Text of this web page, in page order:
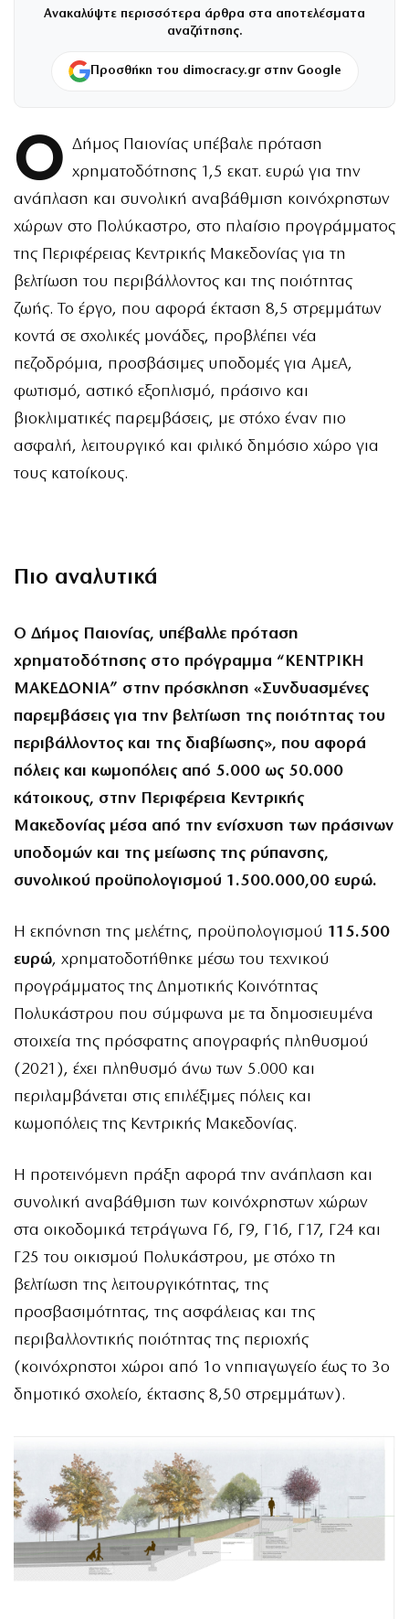
Ανακαλύψτε περισσότερα άρθρα στα αποτελέσματα
αναζήτησης.
Προσθήκη του dimocracy.gr στην Google
Ο Δήμος Παιονίας υπέβαλε πρόταση
χρηματοδότησης 1,5 εκατ. ευρώ για την
ανάπλαση και συνολική αναβάθμιση κοινόχρηστων
χώρων στο Πολύκαστρο, στο πλαίσιο προγράμματος
της Περιφέρειας Κεντρικής Μακεδονίας για τη
βελτίωση του περιβάλλοντος και της ποιότητας
ζωής. Το έργο, που αφορά έκταση 8,5 στρεμμάτων
κοντά σε σχολικές μονάδες, προβλέπει νέα
πεζοδρόμια, προσβάσιμες υποδομές για ΑμεΑ,
φωτισμό, αστικό εξοπλισμό, πράσινο και
βιοκλιματικές παρεμβάσεις, με στόχο έναν πιο
ασφαλή, λειτουργικό και φιλικό δημόσιο χώρο για
τους κατοίκους.
Πιο αναλυτικά
Ο Δήμος Παιονίας, υπέβαλλε πρόταση
χρηματοδότησης στο πρόγραμμα “ΚΕΝΤΡΙΚΗ
ΜΑΚΕΔΟΝΙΑ” στην πρόσκληση «Συνδυασμένες
παρεμβάσεις για την βελτίωση της ποιότητας του
περιβάλλοντος και της διαβίωσης», που αφορά
πόλεις και κωμοπόλεις από 5.000 ως 50.000
κάτοικους, στην Περιφέρεια Κεντρικής
Μακεδονίας μέσα από την ενίσχυση των πράσινων
υποδομών και της μείωσης της ρύπανσης,
συνολικού προϋπολογισμού 1.500.000,00 ευρώ.
Η εκπόνηση της μελέτης, προϋπολογισμού 115.500
ευρώ, χρηματοδοτήθηκε μέσω του τεχνικού
προγράμματος της Δημοτικής Κοινότητας
Πολυκάστρου που σύμφωνα με τα δημοσιευμένα
στοιχεία της πρόσφατης απογραφής πληθυσμού
(2021), έχει πληθυσμό άνω των 5.000 και
περιλαμβάνεται στις επιλέξιμες πόλεις και
κωμοπόλεις της Κεντρικής Μακεδονίας.
Η προτεινόμενη πράξη αφορά την ανάπλαση και
συνολική αναβάθμιση των κοινόχρηστων χώρων
στα οικοδομικά τετράγωνα Γ6, Γ9, Γ16, Γ17, Γ24 και
Γ25 του οικισμού Πολυκάστρου, με στόχο τη
βελτίωση της λειτουργικότητας, της
προσβασιμότητας, της ασφάλειας και της
περιβαλλοντικής ποιότητας της περιοχής
(κοινόχρηστοι χώροι από 1ο νηπιαγωγείο έως το 3ο
δημοτικό σχολείο, έκτασης 8,50 στρεμμάτων).